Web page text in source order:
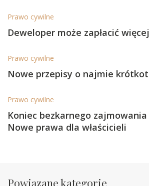
Prawo cywilne
Deweloper może zapłacić więcej
Prawo cywilne
Nowe przepisy o najmie
Prawo cywilne
Koniec bezkarnego zajmowania
Nowe prawa dla właścicieli
Powiązane kategorie